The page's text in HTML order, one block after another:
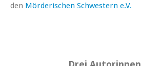
den Mörderischen Schwestern e.V.